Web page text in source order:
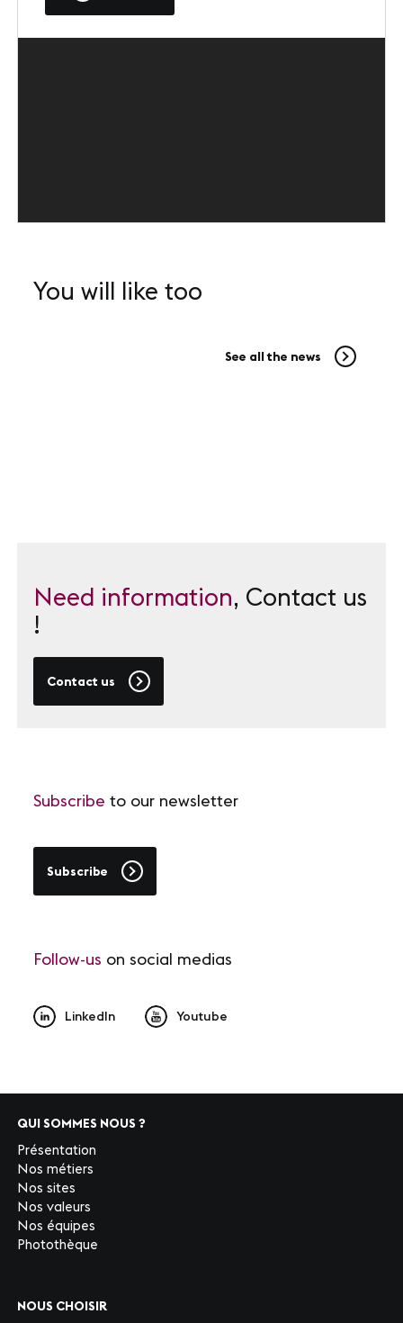
Presse
You will like too
See all the news
Need information, Contact us
!
Contact us
Subscribe to our newsletter
Subscribe
Follow-us on social medias
LinkedIn Youtube
QUI SOMMES NOUS ?
Présentation
Nos métiers
Nos sites
Nos valeurs
Nos équipes
Photothèque
NOUS CHOISIR